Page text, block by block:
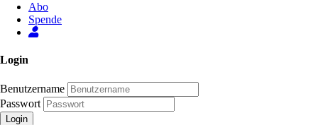
Abo
Spende
Login
Benutzername
Passwort
Login